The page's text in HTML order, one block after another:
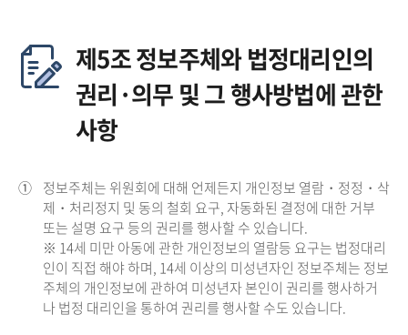
제5조 정보주체와 법정대리인의
권리·의무 및 그 행사방법에 관한
사항
① 정보주체는 위원회에 대해 언제든지 개인정보 열람・정정・삭
제・처리정지 및 동의 철회 요구, 자동화된 결정에 대한 거부
또는 설명 요구 등의 권리를 행사할 수 있습니다.
※ 14세 미만 아동에 관한 개인정보의 열람등 요구는 법정대리
인이 직접 해야 하며, 14세 이상의 미성년자인 정보주체는 정보
주체의 개인정보에 관하여 미성년자 본인이 권리를 행사하거
나 법정 대리인을 통하여 권리를 행사할 수도 있습니다.